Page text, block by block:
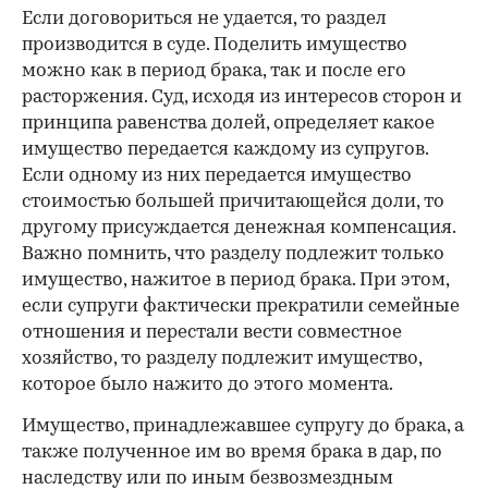
00:00 / 00:00
Если договориться не удается, то раздел
производится в суде. Поделить имущество
можно как в период брака, так и после его
расторжения. Суд, исходя из интересов сторон и
принципа равенства долей, определяет какое
имущество передается каждому из супругов.
Если одному из них передается имущество
стоимостью большей причитающейся доли, то
другому присуждается денежная компенсация.
Важно помнить, что разделу подлежит только
имущество, нажитое в период брака. При этом,
если супруги фактически прекратили семейные
отношения и перестали вести совместное
хозяйство, то разделу подлежит имущество,
которое было нажито до этого момента.
Имущество, принадлежавшее супругу до брака, а
также полученное им во время брака в дар, по
наследству или по иным безвозмездным